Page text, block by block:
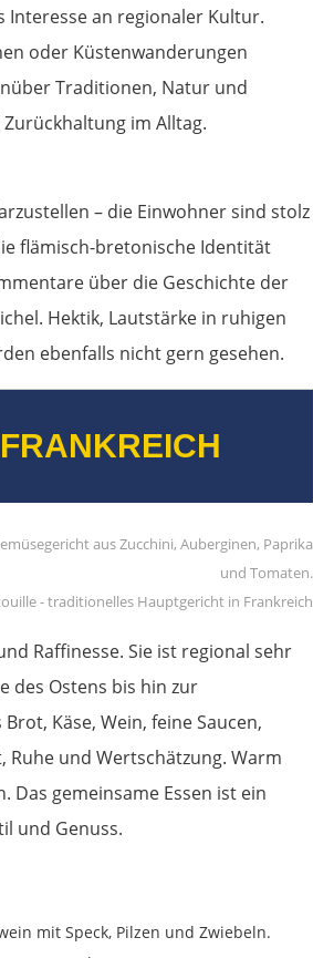
Interesse an regionaler Kultur.
oder Küstenwanderungen
Traditionen, Natur und
im Alltag.
– die Einwohner sind stolz
flämisch-bretonische Identität
über die Geschichte der
Hektik, Lautstärke in ruhigen
ebenfalls nicht gern gesehen.
- traditionelles Hauptgericht in Frankreich
Raffinesse. Sie ist regional sehr
des Ostens bis hin zur
Käse, Wein, feine Saucen,
Ruhe und Wertschätzung. Warm
Das gemeinsame Essen ist ein
und Genuss.
mit Speck, Pilzen und Zwiebeln.